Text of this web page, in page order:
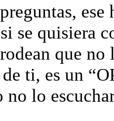
ese
se quisiera
que
de ti, es un
lo